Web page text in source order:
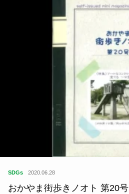
SDGs 2020.06.28
おかやま街歩きノオト 第20号